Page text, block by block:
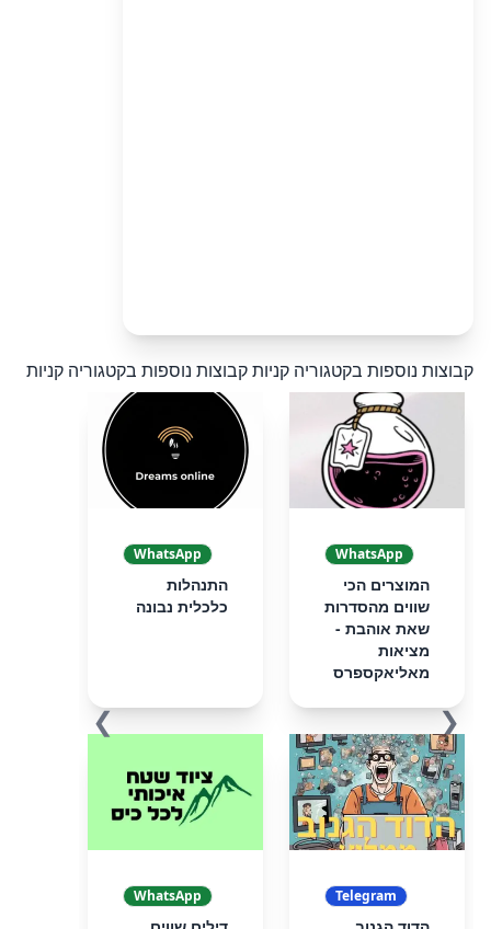
קבוצות נוספות בקטגוריה קניותקבוצות נוספות בקטגוריה קניות
❮
WhatsApp
המוצרים הכי
שווים מהסדרות
שאת אוהבת -
מציאות
מאליאקספרס
WhatsApp
התנהלות
כלכלית נבונה
Telegram
WhatsApp
❯